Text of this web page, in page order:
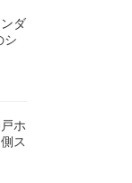
ダ
シ
ホ
ス